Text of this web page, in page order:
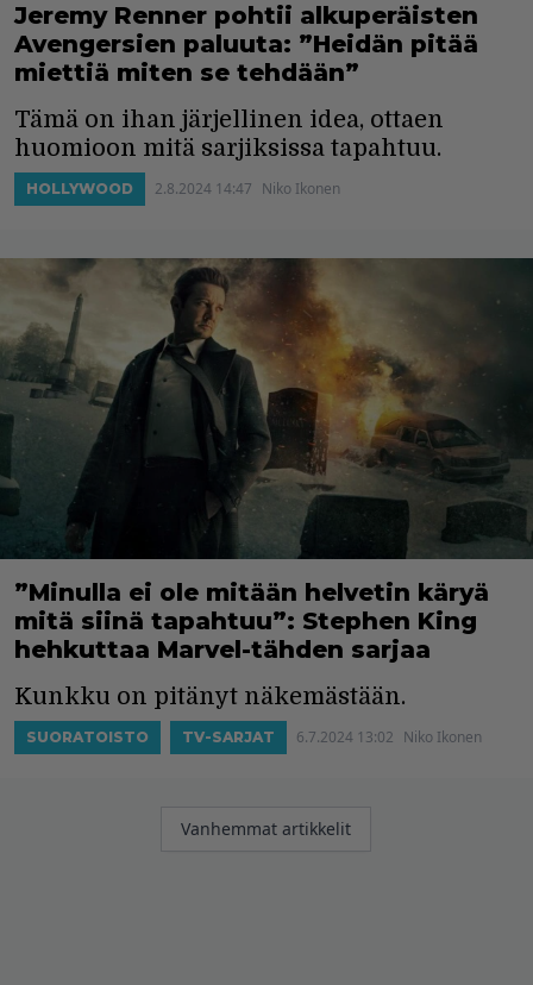
Jeremy Renner pohtii alkuperäisten
Avengersien paluuta: ”Heidän pitää
miettiä miten se tehdään”
Tämä on ihan järjellinen idea, ottaen
huomioon mitä sarjiksissa tapahtuu.
HOLLYWOOD 2.8.2024 14:47 Niko Ikonen
”Minulla ei ole mitään helvetin käryä
mitä siinä tapahtuu”: Stephen King
hehkuttaa Marvel-tähden sarjaa
Kunkku on pitänyt näkemästään.
SUORATOISTO TV-SARJAT 6.7.2024 13:02 Niko Ikonen
Artikkelien
Vanhemmat artikkelit